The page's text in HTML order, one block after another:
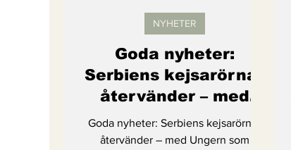
Goda nyheter:
Serbiens kejsarörnar
återvänder – med
Ungern som förebild
Goda nyheter: Serbiens kejsarörnar
återvänder – med Ungern som
NYHETER